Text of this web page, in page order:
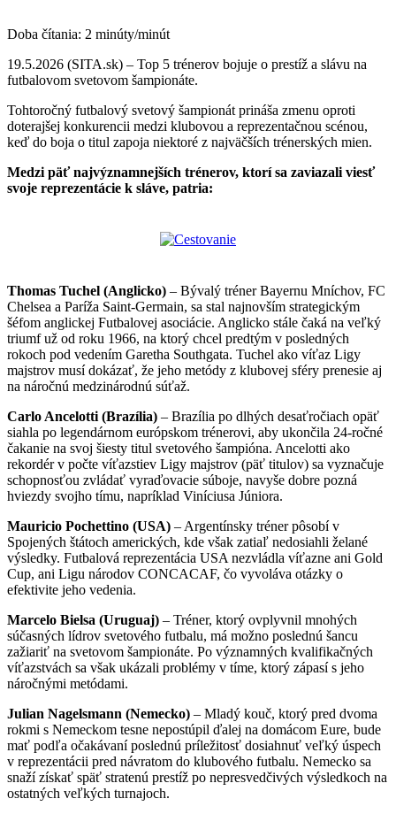
Doba čítania: 2 minúty/minút
19.5.2026 (SITA.sk) – Top 5 trénerov bojuje o prestíž a slávu na
futbalovom svetovom šampionáte.
Tohtoročný futbalový svetový šampionát prináša zmenu oproti
doterajšej konkurencii medzi klubovou a reprezentačnou scénou,
keď do boja o titul zapoja niektoré z najväčších trénerských mien.
Medzi päť najvýznamnejších trénerov, ktorí sa zaviazali viesť
svoje reprezentácie k sláve, patria:
Thomas Tuchel (Anglicko) – Bývalý tréner Bayernu Mníchov, FC
Chelsea a Paríža Saint-Germain, sa stal najnovším strategickým
šéfom anglickej Futbalovej asociácie. Anglicko stále čaká na veľký
triumf už od roku 1966, na ktorý chcel predtým v posledných
rokoch pod vedením Garetha Southgata. Tuchel ako víťaz Ligy
majstrov musí dokázať, že jeho metódy z klubovej sféry prenesie aj
na náročnú medzinárodnú súťaž.
Carlo Ancelotti (Brazília) – Brazília po dlhých desaťročiach opäť
siahla po legendárnom európskom trénerovi, aby ukončila 24-ročné
čakanie na svoj šiesty titul svetového šampióna. Ancelotti ako
rekordér v počte víťazstiev Ligy majstrov (päť titulov) sa vyznačuje
schopnosťou zvládať vyraďovacie súboje, navyše dobre pozná
hviezdy svojho tímu, napríklad Viníciusa Júniora.
Mauricio Pochettino (USA) – Argentínsky tréner pôsobí v
Spojených štátoch amerických, kde však zatiaľ nedosiahli želané
výsledky. Futbalová reprezentácia USA nezvládla víťazne ani Gold
Cup, ani Ligu národov CONCACAF, čo vyvoláva otázky o
efektivite jeho vedenia.
Marcelo Bielsa (Uruguaj) – Tréner, ktorý ovplyvnil mnohých
súčasných lídrov svetového futbalu, má možno poslednú šancu
zažiariť na svetovom šampionáte. Po významných kvalifikačných
víťazstvách sa však ukázali problémy v tíme, ktorý zápasí s jeho
náročnými metódami.
Julian Nagelsmann (Nemecko) – Mladý kouč, ktorý pred dvoma
rokmi s Nemeckom tesne nepostúpil ďalej na domácom Eure, bude
mať podľa očakávaní poslednú príležitosť dosiahnuť veľký úspech
v reprezentácii pred návratom do klubového futbalu. Nemecko sa
snaží získať späť stratenú prestíž po nepresvedčivých výsledkoch na
ostatných veľkých turnajoch.